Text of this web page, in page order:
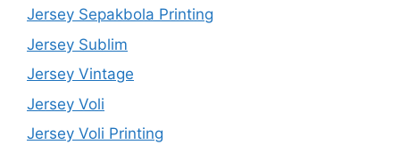
Jersey Sepakbola Printing
Jersey Sublim
Jersey Vintage
Jersey Voli
Jersey Voli Printing